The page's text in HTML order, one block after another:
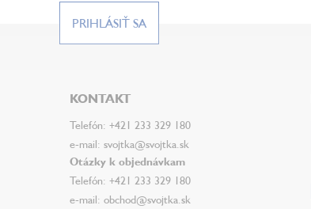
PRIHLÁSIŤ SA
KONTAKT
Telefón: +421 233 329 180
e-mail: svojtka@svojtka.sk
Otázky k objednávkam
Telefón: +421 233 329 180
e-mail: obchod@svojtka.sk